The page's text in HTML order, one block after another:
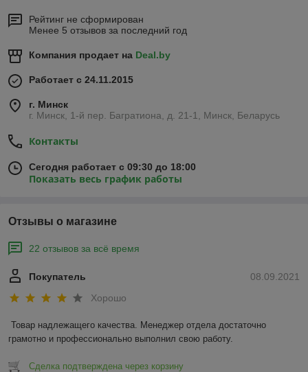
Рейтинг не сформирован
Менее 5 отзывов за последний год
Компания продает на Deal.by
Работает с 24.11.2015
г. Минск
г. Минск, 1-й пер. Багратиона, д. 21-1, Минск, Беларусь
Контакты
Сегодня работает с 09:30 до 18:00
Показать весь график работы
Отзывы о магазине
22 отзывов за всё время
08.09.2021
Покупатель
Хорошо
Товар надлежащего качества. Менеджер отдела достаточно
грамотно и профессионально выполнил свою работу.
Сделка подтверждена через корзину